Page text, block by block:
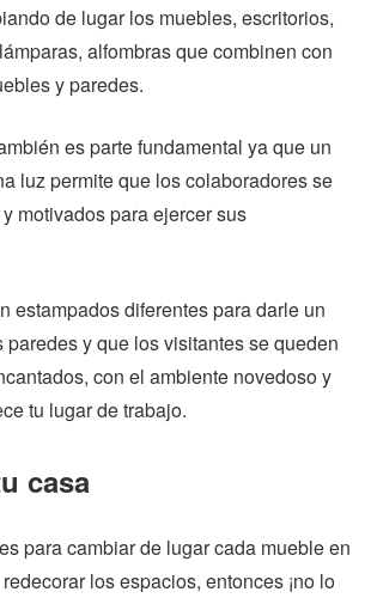
de lugar los muebles, escritorios,
alfombras que combinen con
y paredes.
es parte fundamental ya que un
luz permite que los colaboradores se
motivados para ejercer sus
estampados diferentes para darle un
paredes y que los visitantes se queden
con el ambiente novedoso y
tu lugar de trabajo.
casa
para cambiar de lugar cada mueble en
los espacios, entonces ¡no lo